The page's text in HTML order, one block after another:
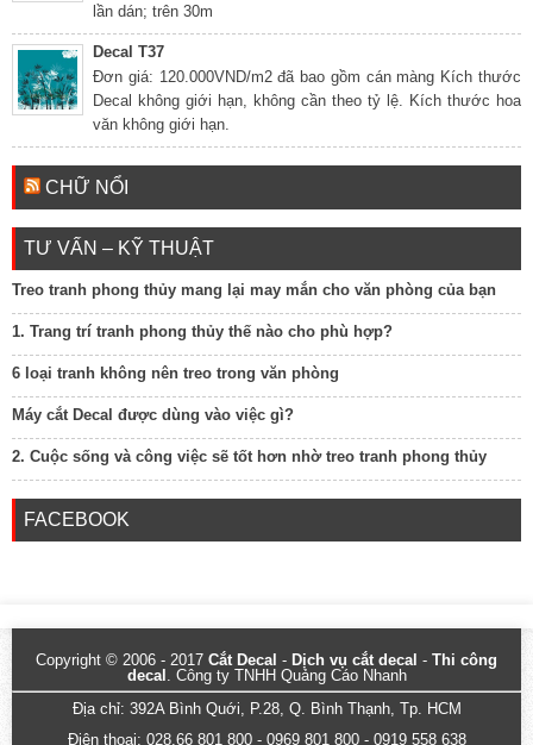
lần dán; trên 30m
Decal T37
Đơn giá: 120.000VND/m2 đã bao gồm cán màng Kích thước
Decal không giới hạn, không cần theo tỷ lệ. Kích thước hoa
văn không giới hạn.
CHỮ NỔI
TƯ VẤN – KỸ THUẬT
Treo tranh phong thủy mang lại may mắn cho văn phòng của bạn
1. Trang trí tranh phong thủy thế nào cho phù hợp?
6 loại tranh không nên treo trong văn phòng
Máy cắt Decal được dùng vào việc gì?
2. Cuộc sống và công việc sẽ tốt hơn nhờ treo tranh phong thủy
FACEBOOK
Copyright © 2006 - 2017 Cắt Decal - Dịch vụ cắt decal - Thi công
decal . Công ty TNHH Quảng Cáo Nhanh
Địa chỉ: 392A Bình Quới, P.28, Q. Bình Thạnh, Tp. HCM
Điện thoại: 028.66 801 800 - 0969 801 800 - 0919 558 638